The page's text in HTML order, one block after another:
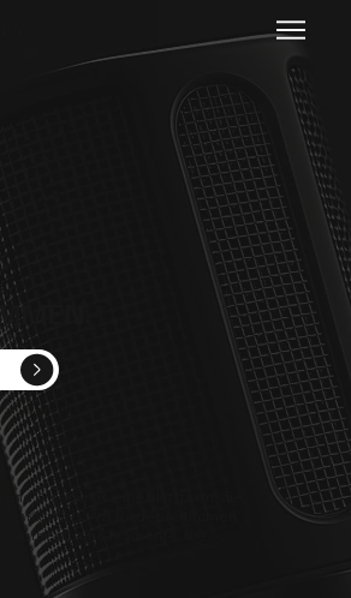
und Kreativität, eine Plattform, die
Klarheit. Wir fördern Stimmen,
authentische Momente, die